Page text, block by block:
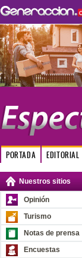
PORTADA EDITORIAL
Nuestros sitios
Opinión
Turismo
Notas de prensa
Encuestas